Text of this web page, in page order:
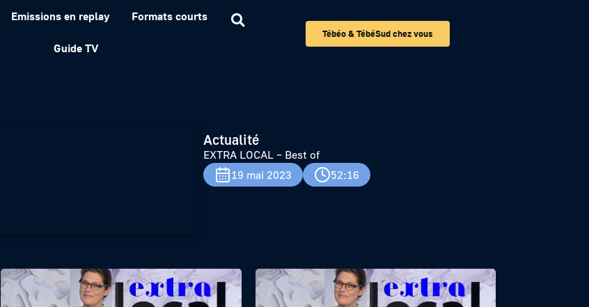
Emissions en replay Formats courts
Guide TV
Tébéo & TébéSud chez vous
Actualité
EXTRA LOCAL – Best of
19 mai 2023
52:16